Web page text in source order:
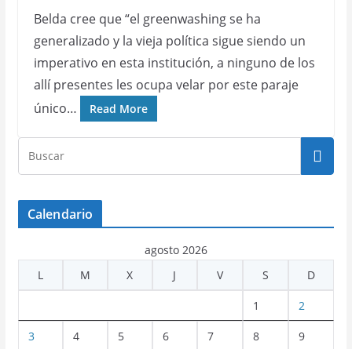
Belda cree que “el greenwashing se ha
generalizado y la vieja política sigue siendo un
imperativo en esta institución, a ninguno de los
allí presentes les ocupa velar por este paraje
único…
Read More
Calendario
agosto 2026
L
M X J V S D
1 2
3 4 5 6 7 8 9